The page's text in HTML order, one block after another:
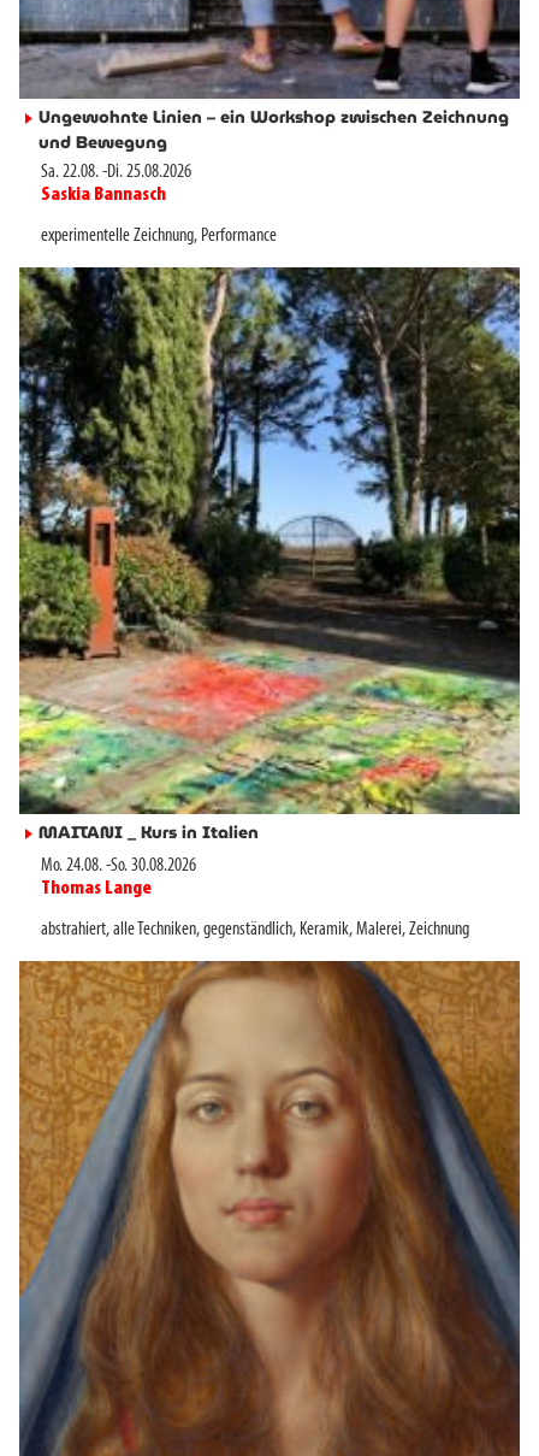
► Ungewohnte Linien – ein Workshop zwischen Zeichnung
und Bewegung
Sa. 22.08.-Di. 25.08.2026
Saskia Bannasch
experimentelle Zeichnung, Performance
► MAITANI _ Kurs in Italien
Mo. 24.08.-So. 30.08.2026
Thomas Lange
abstrahiert,alle Techniken,gegenständlich, Keramik,Malerei,Zeichnung